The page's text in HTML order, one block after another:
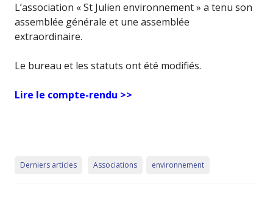
L’association « St Julien environnement » a tenu son
assemblée générale et une assemblée
extraordinaire.
Le bureau et les statuts ont été modifiés.
Lire le compte-rendu >>
Derniers articles Associations environnement